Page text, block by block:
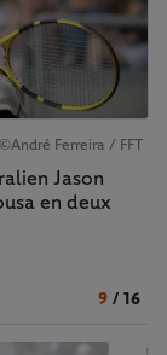
©André Ferreira / FFT
Jason
en deux
9 / 16